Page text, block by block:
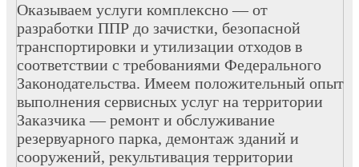
Оказываем услуги комплексно — от
разработки ППР до зачистки, безопасной
транспортировки и утилизации отходов в
соответствии с требованиями Федерального
Законодательства. Имеем положительный опыт
выполнения сервисных услуг на территории
Заказчика — ремонт и обслуживание
резервуарного парка, демонтаж зданий и
сооружений, рекультивация территории